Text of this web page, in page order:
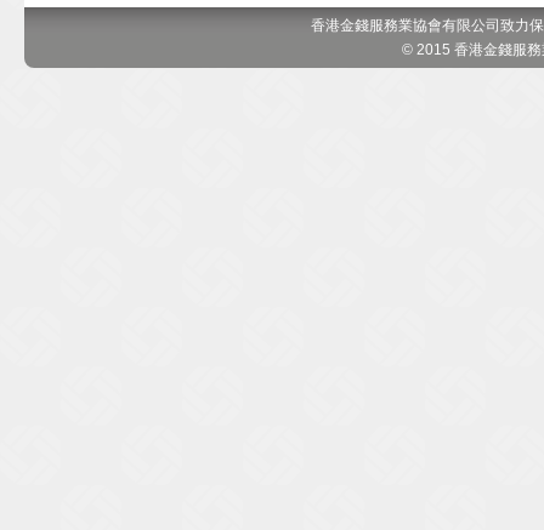
香港金錢服務業協會有限公司致力
© 2015 香港金錢服